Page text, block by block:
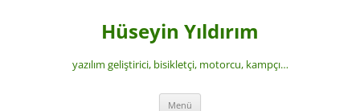
Hüseyin Yıldırım
yazılım geliştirici, bisikletçi, motorcu, kampçı…
Menü